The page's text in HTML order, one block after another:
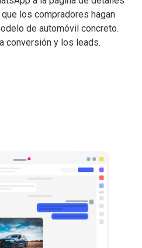
los compradores hagan
de automóvil concreto.
conversión y los leads.